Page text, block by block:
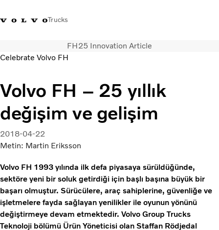
Trucks
Volvo Trucks MağazasıOturum açın Türkiye
Taşımacılık çözümleri
Kamyonlar
Hizmetler
Bayi arama
Haberler
Hakkımızda
FH25 Innovation Article
Celebrate Volvo FH
Volvo FH – 25 yıllık
değişim ve gelişim
2018-04-22
Metin: Martin Eriksson
Volvo FH 1993 yılında ilk defa piyasaya sürüldüğünde,
sektöre yeni bir soluk getirdiği için başlı başına büyük bir
başarı olmuştur. Sürücülere, araç sahiplerine, güvenliğe ve
işletmelere fayda sağlayan yenilikler ile oyunun yönünü
değiştirmeye devam etmektedir. Volvo Group Trucks
Teknoloji bölümü Ürün Yöneticisi olan Staffan Rödjedal